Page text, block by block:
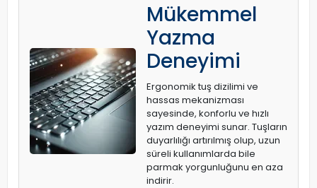
Mükemmel
Yazma
Deneyimi
Ergonomik tuş dizilimi ve
hassas mekanizması
sayesinde, konforlu ve hızlı
yazım deneyimi sunar. Tuşların
duyarlılığı artırılmış olup, uzun
süreli kullanımlarda bile
parmak yorgunluğunu en aza
indirir.